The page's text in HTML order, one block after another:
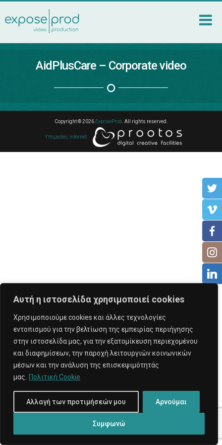
Αυτή η ιστοσελίδα χρησιμοποιεί cookies
Χρησιμοποιούμε cookies και άλλες τεχνολογίες
εντοπισμού για την βελτίωση της εμπειρίας περιήγησης
στην ιστοσελίδα μας, για την εξατομίκευση περιεχομένου
και διαφημίσεων, την παροχή λειτουργιών κοινωνικών
μέσων και την ανάλυση της επισκεψιμότητάς
μας.
Πολιτική Cookie
Αλλαγή των προτιμήσεών μου Αρνούμαι
Συμφωνώ
AidPlusCare – Corporate video
Copyright © 2026 ExposeProd . All rights reserved.
Υπηρεσίες Internet